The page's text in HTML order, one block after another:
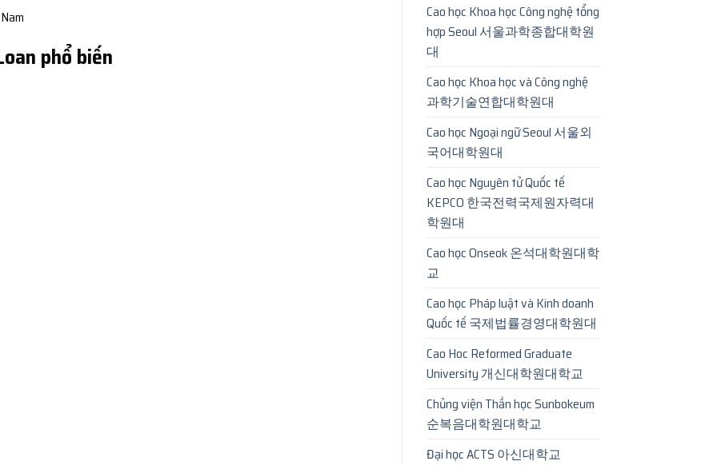
phổ biến
Cao học Khoa học Công nghệ tổng
hợp Seoul 서울과학종합대학원
대
Cao học Khoa học và Công nghệ
과학기술연합대학원대
Cao học Ngoại ngữ Seoul 서울외
국어대학원대
Cao học Nguyên tử Quốc tế
KEPCO 한국전력국제원자력대
학원대
Cao học Onseok 온석대학원대학
교
Cao học Pháp luật và Kinh doanh
Quốc tế 국제법률경영대학원대
Cao Hoc Reformed Graduate
University 개신대학원대학교
Chủng viện Thần học Sunbokeum
순복음대학원대학교
Đại học ACTS 아신대학교